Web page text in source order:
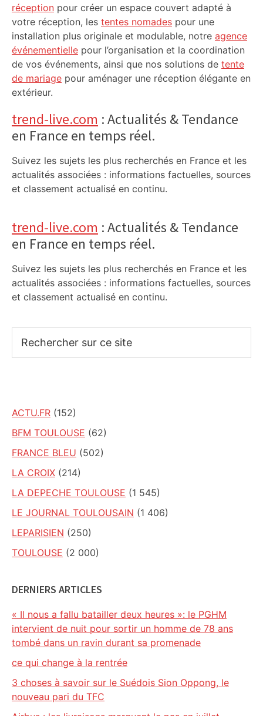
réception pour créer un espace couvert adapté à
votre réception, les tentes nomades pour une
installation plus originale et modulable, notre agence
événementielle pour l’organisation et la coordination
de vos événements, ainsi que nos solutions de tente
de mariage pour aménager une réception élégante en
extérieur.
trend-live.com : Actualités & Tendance
en France en temps réel.
Suivez les sujets les plus recherchés en France et les
actualités associées : informations factuelles, sources
et classement actualisé en continu.
trend-live.com : Actualités & Tendance
en France en temps réel.
Suivez les sujets les plus recherchés en France et les
actualités associées : informations factuelles, sources
et classement actualisé en continu.
sur
ACTU.FR (152)
BFM TOULOUSE (62)
FRANCE BLEU (502)
LA CROIX (214)
LA DEPECHE TOULOUSE (1 545)
LE JOURNAL TOULOUSAIN (1 406)
LEPARISIEN (250)
TOULOUSE (2 000)
DERNIERS ARTICLES
« Il nous a fallu batailler deux heures »: le PGHM
intervient de nuit pour sortir un homme de 78 ans
tombé dans un ravin durant sa promenade
ce qui change à la rentrée
3 choses à savoir sur le Suédois Sion Oppong, le
nouveau pari du TFC